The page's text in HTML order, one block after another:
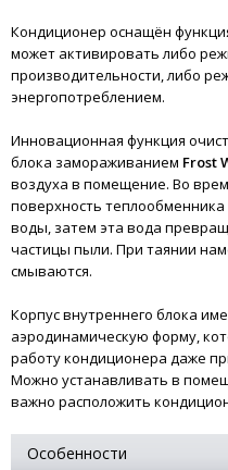
Кондиционер оснащён
может активировать либо
производительности, либо
энергопотреблением.
Инновационная функция
блока замораживанием Frost
воздуха в помещение. Во
поверхность
воды, затем эта вода
частицы пыли. При таянии
смываются.
Корпус внутреннего блока
аэродинамическую форму,
работу кондиционера даже
Можно устанавливать в
важно расположить
Особенности